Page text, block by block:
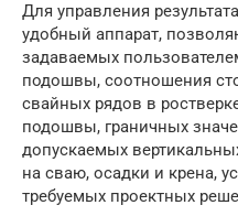
Для управления
удобный аппарат,
задаваемых
подошвы, соотношения
свайных рядов в
подошвы, граничных
допускаемых
на сваю, осадки и крена,
требуемых проектных